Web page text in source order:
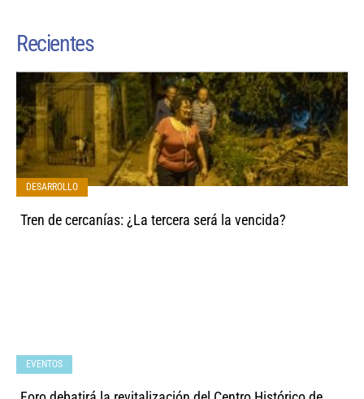
Recientes
Tren de cercanías: ¿La tercera será la vencida?
DESARROLLO
EVENTOS